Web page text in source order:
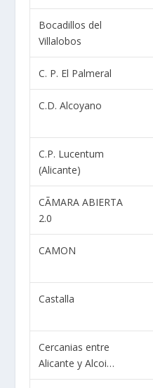
Bocadillos del
Villalobos
C. P. El Palmeral
C.D. Alcoyano
C.P. Lucentum
(Alicante)
CÃMARA ABIERTA
2.0
CAMON
Castalla
Cercanias entre
Alicante y Alcoi…